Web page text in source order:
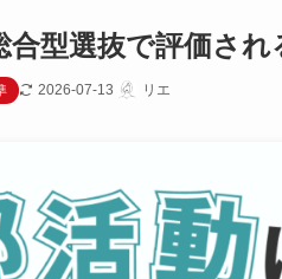
合型選抜で評価さ
2026-07-13 リエ